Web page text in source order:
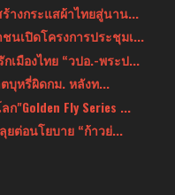
างกระแสผ้าไทยสู่นาน...
นเปิดโครงการประชุมเ...
มืองไทย “วปอ.-พระป...
บุหรี่ผิดกม. หลังท...
"Golden Fly Series ...
ยต่อนโยบาย “ก้าวย่...